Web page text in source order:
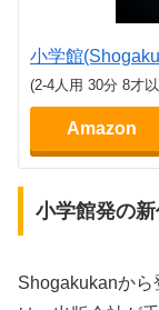
小学館
(2-4人用 30分 8才
Amazon
小学館発の
Shogakukanから